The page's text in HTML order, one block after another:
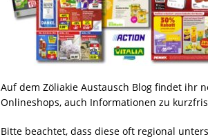
Auf dem Zöliakie Austausch Blog findet ihr
Onlineshops, auch Informationen zu
Bitte beachtet, dass diese oft regional